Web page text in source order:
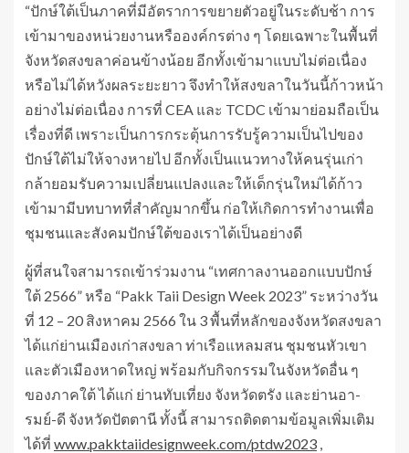
“ปักษ์ใต้​เป็น​ภาคที่มีอัตราการขยายตัวอยู่ในระดับช้า การ
เข้ามาของหน่วยงานหรือองค์กร​ต่าง ๆ โดย​เฉพาะ​ในพื้นที่
จังหวัดสงขลาค่อนข้างน้อย อีกทั้งเข้ามาแบบไม่ต่อเนื่อง
หรือไม่ได้หวังผลระยะยาว จึงทำให้สงขลา​ในวันนี้ก้าวหน้า
อย่างไม่ต่อเนื่อง การที่ CEA และ TCDC เข้ามาย่อมถือเป็น
เรื่องที่ดี เพราะเป็น​การกระตุ้นการรับรู้​ความเป็นไปของ
ปักษ์ใต้ไม่ให้จางหายไป อีกทั้งเป็นแนวทางให้คนรุ่นเก่า​
กล้ายอมรับความเปลี่ยนแปลง​และให้​เด็ก​รุ่นใหม่ได้ก้าว
เข้ามามีบทบาทที่สำคัญ​มากขึ้น ก่อให้เกิดการทำงานเพื่อ
ชุมชนและสังคมปักษ์ใต้ของเราได้เป็นอย่างดี
ผู้ที่สนใจสามารถเข้าร่วมงาน “เทศกาลงานออกแบบปักษ์
ใต้ 2566” หรือ “Pakk Taii Design Week 2023” ระหว่างวัน
ที่ 12 – 20 สิงหาคม 2566 ใน 3 พื้นที่หลักของจังหวัดสงขลา
ได้แก่ย่านเมืองเก่าสงขลา ท่าเรือแหลมสน ชุมชนหัวเขา
และตัวเมืองหาดใหญ่ พร้อมกับกิจกรรมในจังหวัดอื่น ๆ
ของภาคใต้ ได้แก่ ย่านทับเที่ยง จังหวัดตรัง และย่านอา-
รมย์-ดี จังหวัดปัตตานี ทั้งนี้ สามารถติดตามข้อมูลเพิ่มเติม
ได้ที่ www.pakktaiidesignweek.com/ptdw2023 ,